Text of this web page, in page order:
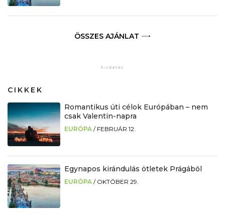
ÖSSZES AJÁNLAT
CIKKEK
Romantikus úti célok Európában – nem
csak Valentin-napra
EURÓPA / FEBRUÁR 12.
Egynapos kirándulás ötletek Prágából
EURÓPA / OKTÓBER 29.